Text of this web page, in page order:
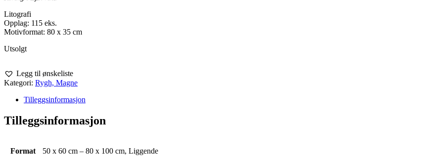
Litografi
Opplag: 115 eks.
Motivformat: 80 x 35 cm
Utsolgt
Legg til ønskeliste
Kategori: Rygh, Magne
Tilleggsinformasjon
Tilleggsinformasjon
Format 50 x 60 cm – 80 x 100 cm, Liggende